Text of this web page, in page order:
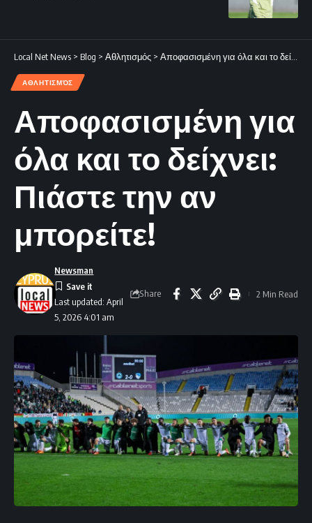
Local Net News > Blog > Αθλητισμός > Αποφασισμένη για όλα και το δείχνει: Πιάστε την αν μπορείτε!
ΑΘΛΗΤΙΣΜΌΣ
Αποφασισμένη για
όλα και το δείχνει:
Πιάστε την αν
μπορείτε!
Last updated: April
5, 2026 4:01 am
Newsman
Share 2 Min Read